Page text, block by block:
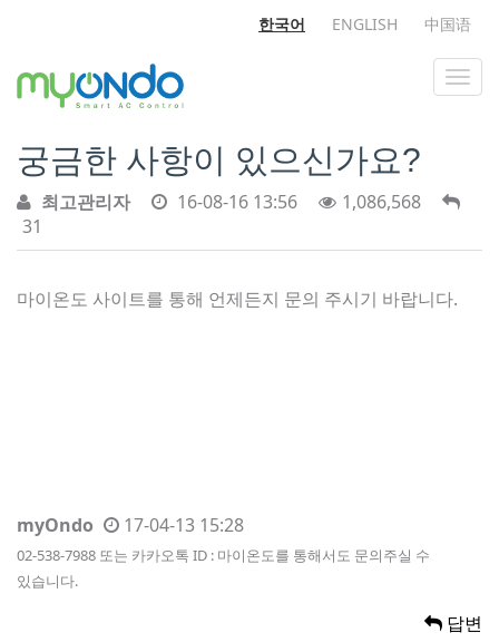
한국어 ENGLISH 中国语
궁금한 사항이 있으신가요?
최고관리자 16-08-16 13:56
1,086,568
31
마이온도 사이트를 통해 언제든지 문의 주시기 바랍니다.
myOndo 17-04-13 15:28
02-538-7988 또는 카카오톡 ID : 마이온도를 통해서도 문의주실 수
있습니다.
답변